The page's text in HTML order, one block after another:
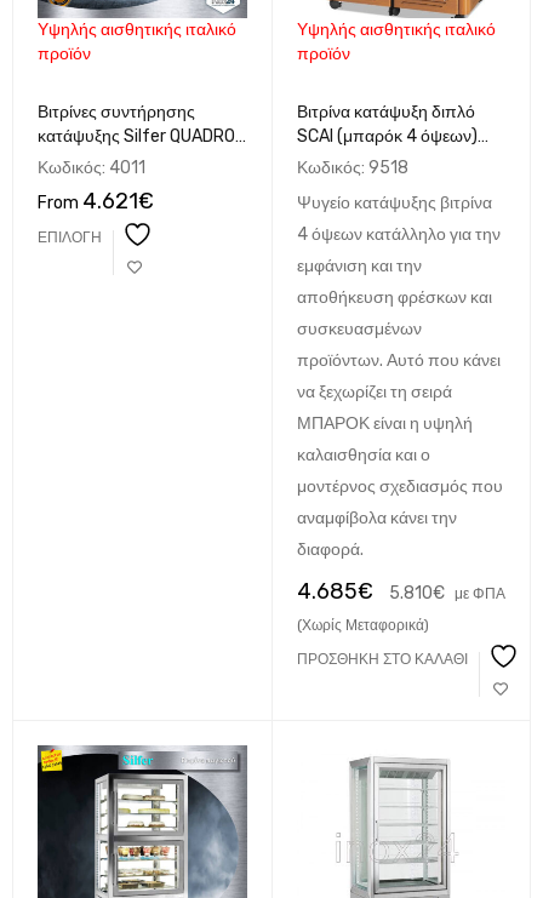
Υψηλής αισθητικής ιταλικό
προϊόν
Βιτρίνες συντήρησης
κατάψυξης Silfer QUADRO
Ιταλίας
Κωδικός: 4011
From 4.621€
ΕΠΙΛΟΓΉ
Υψηλής αισθητικής ιταλικό
προϊόν
Βιτρίνα κατάψυξη διπλό
SCAI (μπαρόκ 4 όψεων)
132x75x186 Ιταλίας
Κωδικός: 9518
Ψυγείο κατάψυξης βιτρίνα
4 όψεων κατάλληλο για την
εμφάνιση και την
αποθήκευση φρέσκων και
συσκευασμένων
προϊόντων. Αυτό που κάνει
να ξεχωρίζει τη σειρά
ΜΠΑΡΟΚ είναι η υψηλή
καλαισθησία και ο
μοντέρνος σχεδιασμός που
αναμφίβολα κάνει την
διαφορά.
4.685€ 5.810€
με ΦΠΑ
(Χωρίς Μεταφορικά)
ΠΡΟΣΘΉΚΗ ΣΤΟ ΚΑΛΆΘΙ